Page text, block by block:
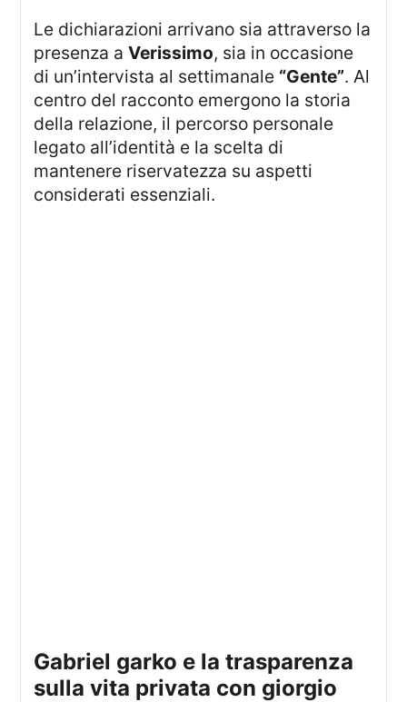
Le dichiarazioni arrivano sia attraverso la
presenza aVerissimo, sia in occasione
di un’intervista al settimanale “Gente”. Al
centro del racconto emergono la storia
della relazione, il percorso personale
legato all’identità e la scelta di
mantenere riservatezza su aspetti
considerati essenziali.
gabriel garko e la trasparenza
sulla vita privata con giorgio